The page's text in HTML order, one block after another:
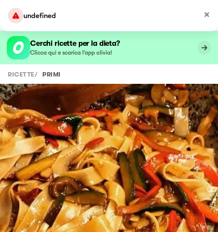
undefined
Cerchi ricette per la dieta?
Clicca qui e scarica l’app olivia!
RICETTE/ PRIMI